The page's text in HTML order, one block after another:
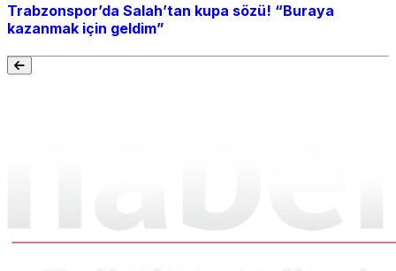
Trabzonspor’da Salah’tan kupa sözü! “Buraya
kazanmak için geldim”